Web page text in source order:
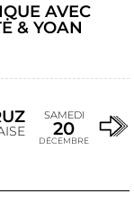
AVEC
& YOAN
SAMEDI
20
DÉCEMBRE